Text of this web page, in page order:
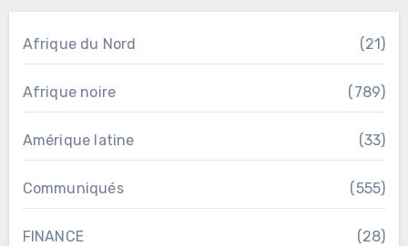
Afrique du Nord (21)
Afrique noire (789)
Amérique latine (33)
Communiqués (555)
FINANCE (28)